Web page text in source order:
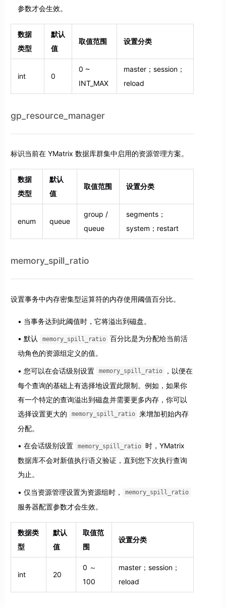
参数才会生效。
数据
类型
默认
值
取值范围 设置分类
int 0
0 ~
INT_MAX
master；session；
reload
gp_resource_manager
标识当前在 YMatrix 数据库群集中启用的资源管理方案。
数据
类型
默认
值
取值范围 设置分类
enum queue
group /
queue
segments；
system；restart
memory_spill_ratio
设置事务中内存密集型运算符的内存使用阈值百分比。
当事务达到此阈值时，它将溢出到磁盘。
默认 memory_spill_ratio
百分比是为分配给当前活
动角色的资源组定义的值。
您可以在会话级别设置 memory_spill_ratio
，以便在
每个查询的基础上有选择地设置此限制。例如，如果你
有一个特定的查询溢出到磁盘并需要更多内存，你可以
选择设置更大的
memory_spill_ratio
来增加初始内存
分配。
在会话级别设置 memory_spill_ratio
时，YMatrix
数据库不会对新值执行语义验证，直到您下次执行查询
为止。
仅当资源管理设置为资源组时， memory_spill_ratio
服务器配置参数才会生效。
数据类
型
默认
值
取值范
围
设置分类
int 20
0 ～
100
master；session；
reload